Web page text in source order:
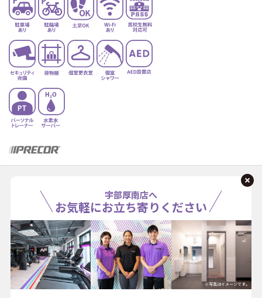
宇部厚南店へ
お気軽にお立ち寄りください
※写真はイメージです。